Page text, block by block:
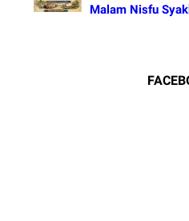
Malam Nisfu